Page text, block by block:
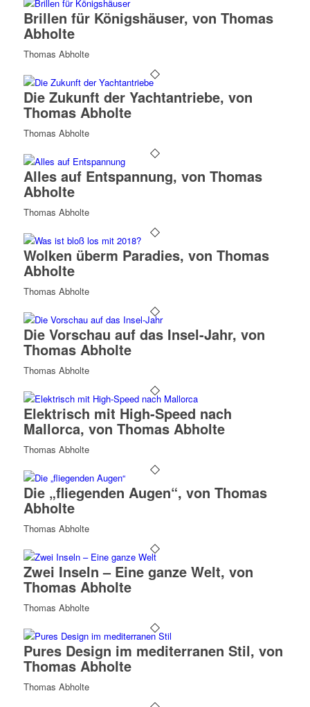
Brillen für Königshäuser, von Thomas
Abholte
Thomas Abholte
Die Zukunft der Yachtantriebe, von
Thomas Abholte
Thomas Abholte
Alles auf Entspannung, von Thomas
Abholte
Thomas Abholte
Wolken überm Paradies, von Thomas
Abholte
Thomas Abholte
Die Vorschau auf das Insel-Jahr, von
Thomas Abholte
Thomas Abholte
Elektrisch mit High-Speed nach
Mallorca, von Thomas Abholte
Thomas Abholte
Die „fliegenden Augen“, von Thomas
Abholte
Thomas Abholte
Zwei Inseln – Eine ganze Welt, von
Thomas Abholte
Thomas Abholte
Pures Design im mediterranen Stil, von
Thomas Abholte
Thomas Abholte